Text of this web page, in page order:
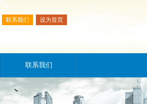
联系我们 设为首页
联系我们